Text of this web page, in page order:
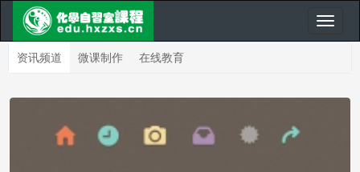
资讯频道 微课制作 在线教育